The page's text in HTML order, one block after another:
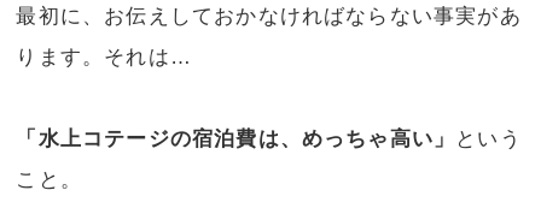
最初に、お伝えしておかなければならない事実があ
ります。それは…
「水上コテージの宿泊費は、めっちゃ高い」
という
こと。